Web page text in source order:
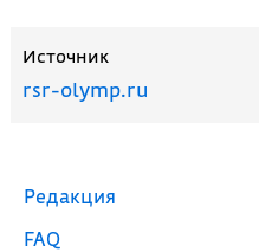
Источник
rsr-olymp.ru
Редакция
FAQ